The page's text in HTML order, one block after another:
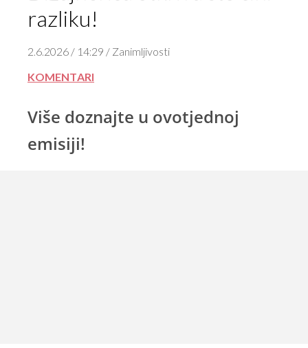
razliku!
2.6.2026 / 14:29 / Zanimljivosti
KOMENTARI
Više doznajte u ovotjednoj
emisiji!